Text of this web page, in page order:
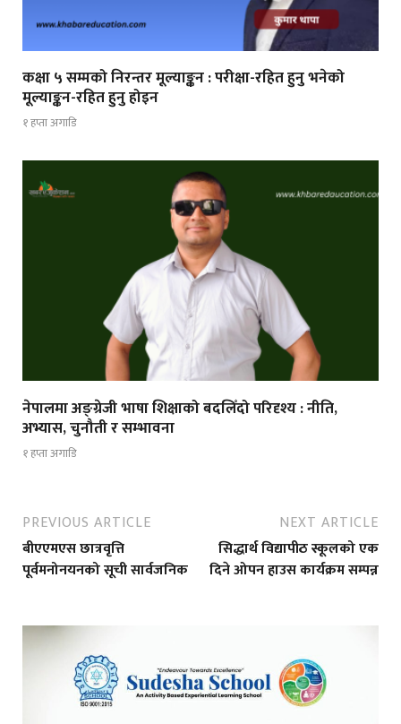
कक्षा ५ सम्मको निरन्तर मूल्याङ्कन : परीक्षा-रहित हुनु भनेको
मूल्याङ्कन-रहित हुनु होइन
१ हप्ता अगाडि
नेपालमा अङ्ग्रेजी भाषा शिक्षाको बदलिँदो परिदृश्य : नीति,
अभ्यास, चुनौती र सम्भावना
१ हप्ता अगाडि
PREVIOUS ARTICLE
बीएएमएस छात्रवृत्ति
पूर्वमनोनयनको सूची सार्वजनिक
NEXT ARTICLE
सिद्धार्थ विद्यापीठ स्कूलको एक
दिने ओपन हाउस कार्यक्रम सम्पन्न